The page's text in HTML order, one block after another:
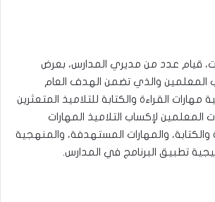
قيام عدد من مديري المدارس، بعرض
المعلمين والذي تضمن الهدف العام
مهارات القراءة والكتابة للتلاميذ المتعثرين
المعلمين لإكساب التلاميذ المهارات
والكتابة، والمهارات المستهدفة، والمنهجية
تطبيق البرنامج في المدارس.